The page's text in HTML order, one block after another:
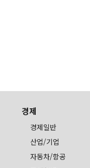
경제
경제일반
산업/기업
자동차/항공